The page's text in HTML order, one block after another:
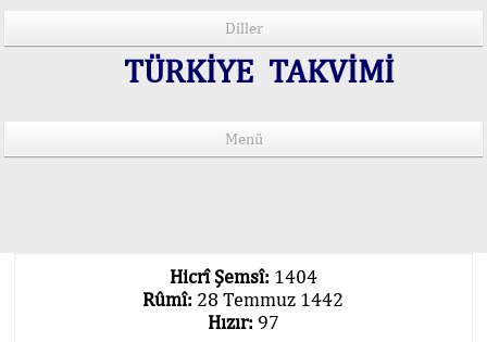
Diller
TÜRKİYE TAKVİMİ
Menü
Hicrî Şemsî: 1404
Rûmî: 28 Temmuz 1442
Hızır: 97